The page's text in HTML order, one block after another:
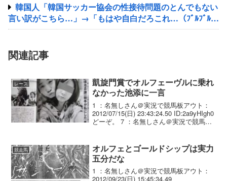
韓国人「韓国サッカー協会の性接待問題のとんでもない
言い訳がこちら…」→「もはや自白だろこれ…（ﾌﾞﾙﾌﾞﾙ」
＝韓国の反応
関連記事
レース
凱旋門賞でオルフェーヴルに乗れ
なかった池添に一言
1 ：名無しさん＠実況で競馬板アウト：
2012/07/15(日) 23:43:24.50 ID:2a9yHIgh0
どーぞ。 7 ：名無しさん＠実況で競馬板
競走馬
オルフェとゴールドシップは実力
五分だな
1 ：名無しさん＠実況で競馬板アウト：
2012/09/23(日) 15:45:34.49